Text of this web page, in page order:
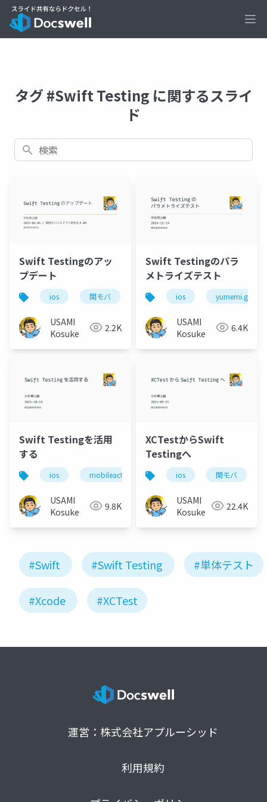
タグ #Swift Testing に関するスライ
ド
検索
Swift Testingのアッ
プデート
ios 関モバ
USAMI
Kosuke
2.2K
Swift Testingのパラ
メトライズテスト
ios yumemi.grow
USAMI
Kosuke
6.4K
Swift Testingを活用
する
ios mobileact
USAMI
Kosuke
9.8K
XCTestからSwift
Testingへ
ios 関モバ
USAMI
Kosuke
22.4K
#Swift #Swift Testing #単体テスト
#Xcode #XCTest
運営：株式会社アプルーシッド
利用規約